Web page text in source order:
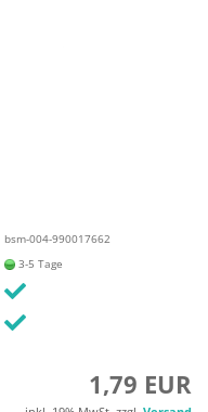
bsm-004-990017662
3-5 Tage
1,79 EUR